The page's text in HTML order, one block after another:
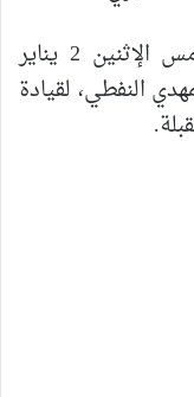
جدير بالذكر، أن الناصيري تعاقد أمس الإثنين 2 يناير
النفطي، لقيادة